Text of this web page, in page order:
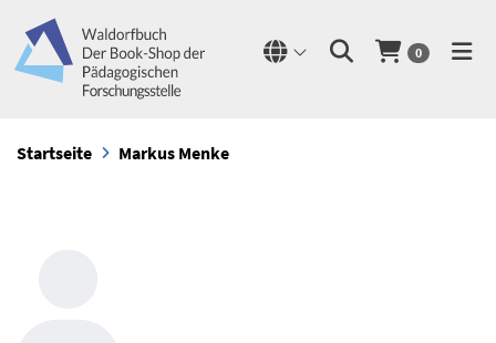
0
Startseite Markus Menke